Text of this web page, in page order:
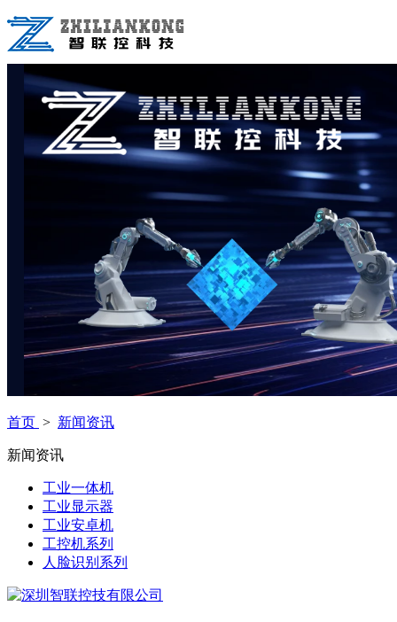
首页 > 新闻资讯
新闻资讯
工业一体机
工业显示器
工业安卓机
工控机系列
人脸识别系列